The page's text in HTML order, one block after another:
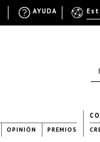
OPINIÓN PREMIOS
AYUDA